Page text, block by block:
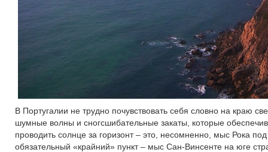
В Португалии не трудно почувствовать себя словно на краю
шумные волны и сногсшибательные закаты, которые
проводить солнце за горизонт – это, несомненно, мыс Рока
обязательный «крайний» пункт – мыс Сан-Винсенте на юге